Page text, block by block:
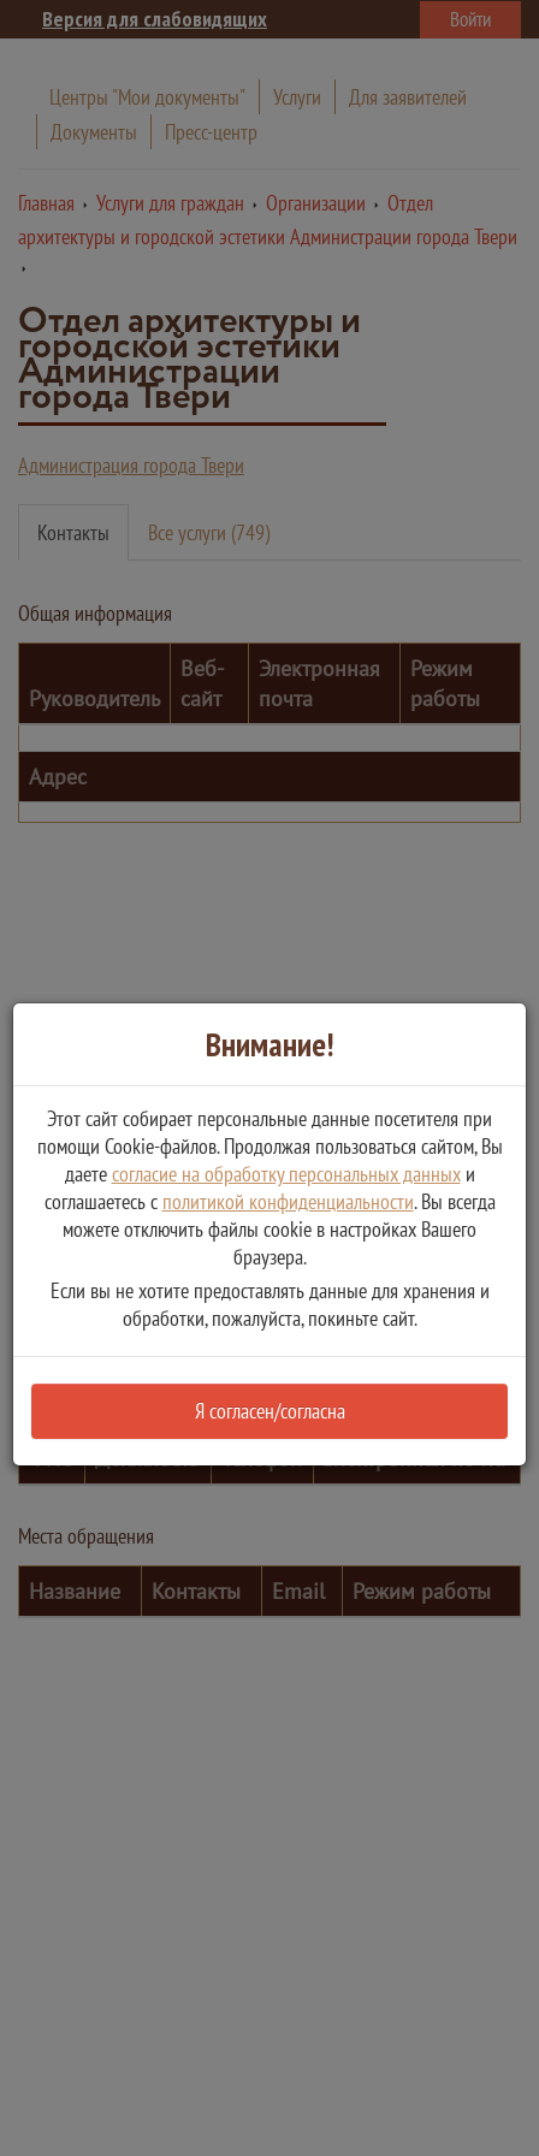
Версия для слабовидящих Войти
Центры "Мои документы" Услуги
Для заявителей
Документы
Пресс-центр
Главная Услуги для граждан Организации
Отдел
архитектуры и городской эстетики Администрации города Твери
Отдел архитектуры и
городской эстетики
Администрации
города Твери
Администрация города Твери
Контакты Все услуги (749)
Общая информация
Руководитель
Веб-
сайт
Электронная
почта
Режим
работы
Адрес
ФИО
Должность Телефон Электронная почта
Места обращения
Название
Контакты Email Режим работы
Внимание!
Этот сайт собирает персональные данные посетителя при
помощи Cookie-файлов. Продолжая пользоваться сайтом, Вы
даетесогласие на обработку персональных данныхи
соглашаетесь с политикой конфиденциальности. Вы всегда
можете отключить файлы cookie в настройках Вашего
браузера.
Если вы не хотите предоставлять данные для хранения и
обработки, пожалуйста, покиньте сайт.
Я согласен/согласна